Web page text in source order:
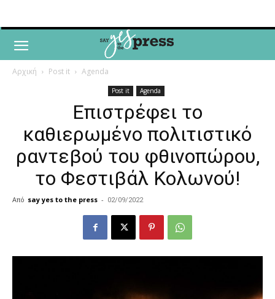
Αρχική Post it Agenda
Post it Agenda
Eπιστρέφει το
καθιερωμένο πολιτιστικό
ραντεβού του φθινοπώρου,
το Φεστιβάλ Κολωνού!
Από say yes to the press - 02/09/2022